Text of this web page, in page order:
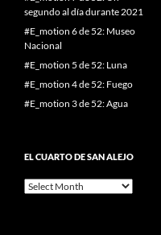
segundo al día durante 2021
#E_motion 6 de 52: Museo
Nacional
#E_motion 5 de 52: Luna
#E_motion 4 de 52: Fuego
#E_motion 3 de 52: Agua
EL CUARTO DE SAN ALEJO
El